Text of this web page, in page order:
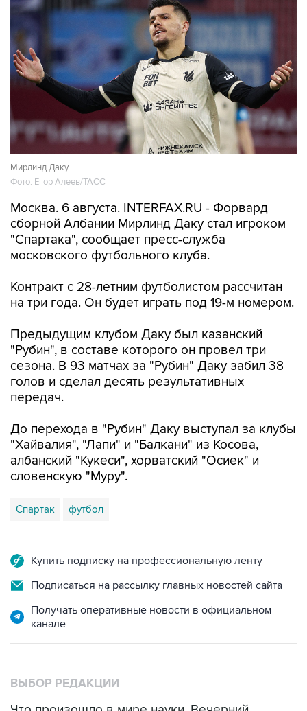
Мирлинд Даку
Фото: Егор Алеев/ТАСС
Москва. 6 августа. INTERFAX.RU - Форвард
сборной Албании Мирлинд Даку стал игроком
"Спартака", сообщает пресс-служба
московского футбольного клуба.
Контракт с 28-летним футболистом рассчитан
на три года. Он будет играть под 19-м номером.
Предыдущим клубом Даку был казанский
"Рубин", в составе которого он провел три
сезона. В 93 матчах за "Рубин" Даку забил 38
голов и сделал десять результативных
передач.
До перехода в "Рубин" Даку выступал за клубы
"Хайвалия", "Лапи" и "Балкани" из Косова,
албанский "Кукеси", хорватский "Осиек" и
словенскую "Муру".
Спартак футбол
Купить подписку на профессиональную ленту
Подписаться на рассылку главных новостей сайта
Получать оперативные новости в официальном
канале
ВЫБОР РЕДАКЦИИ